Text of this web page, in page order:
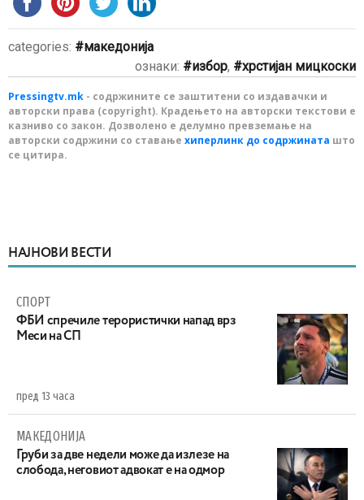
categories:
македонија
ознаки:
избор, хрстијан мицкоски
Pressingtv.mk - содржините се заштитени со издавачки и
авторски права (copyright). Крадењето на авторски текстови е
казниво со закон. Дозволено е делумно превземање на
авторски содржини со ставање хиперлинк до содржината што
се цитира.
НАЈНОВИ ВЕСТИ
СПОРТ
ФБИ спречиле терористички напад врз
Меси на СП
пред 13 часа
МАКЕДОНИЈА
Груби за две недели може да излезе на
слобода, неговиот адвокат е на одмор